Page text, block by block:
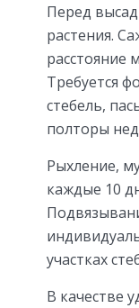
Перед
растения.
расстояние
Требуется
стебель,
полторы
Рыхление,
каждые 10
участках
В качестве